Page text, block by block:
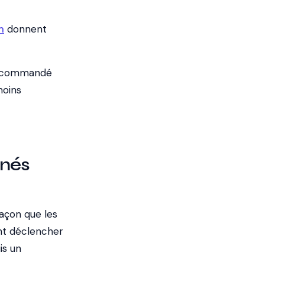
donnent
que les
déclencher
un